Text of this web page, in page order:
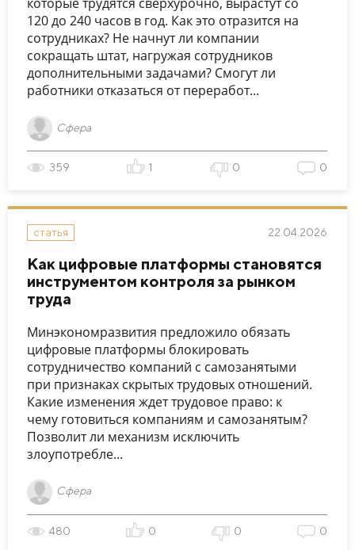
120 до 240 часов в год. Как это отразится на
сотрудниках? Не начнут ли компании
сокращать штат, нагружая сотрудников
дополнительными задачами? Смогут ли
работники отказаться от переработ...
Сфера
359 1 0 0
статья 22.04.2026
Как цифровые платформы становятся
инструментом контроля за рынком
труда
Минэкономразвития предложило обязать
цифровые платформы блокировать
сотрудничество компаний с самозанятыми
при признаках скрытых трудовых отношений.
Какие изменения ждет трудовое право: к
чему готовиться компаниям и самозанятым?
Позволит ли механизм исключить
злоупотребле...
Сфера
480 0 0 0